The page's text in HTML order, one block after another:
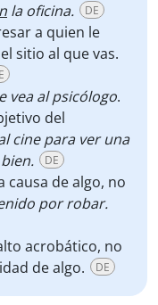
la oficina. DE
a quien le
sitio al que vas.
vea al psicólogo.
del
cine para ver una
DE
de algo, no
por robar.
acrobático, no
de algo.
DE